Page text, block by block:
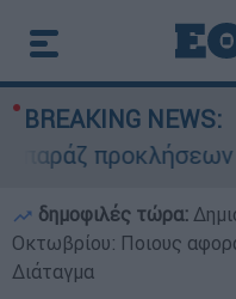
BREAKING NEWS:
προκλήσεων της
δημοφιλές τώρα:
Οκτωβρίου: Ποιους
Διάταγμα